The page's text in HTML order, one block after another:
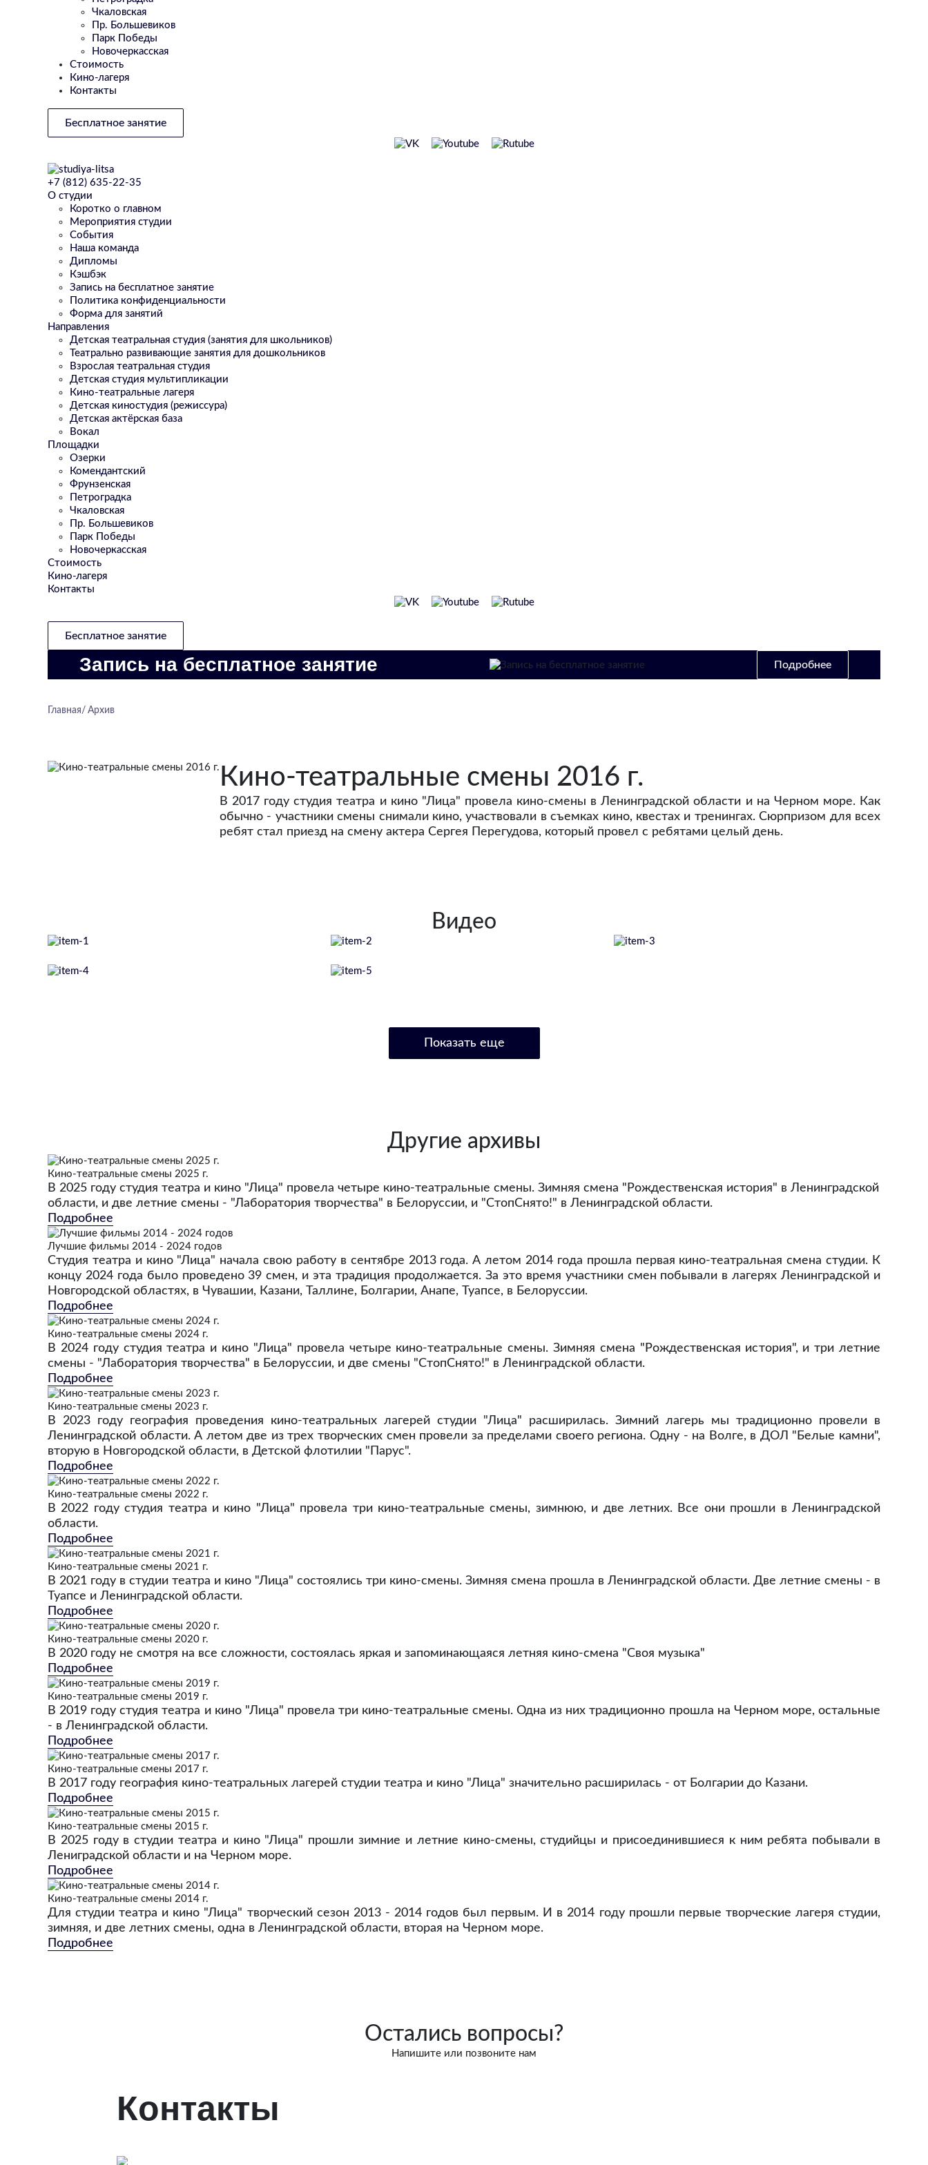
Чкаловская
Пр. Большевиков
Парк Победы
Новочеркасская
Стоимость
Кино-лагеря
Контакты
Бесплатное занятие
+7 (812) 635-22-35
О студии
Коротко о главном
Мероприятия студии
События
Наша команда
Дипломы
Кэшбэк
Запись на бесплатное занятие
Политика конфиденциальности
Форма для занятий
Направления
Детская театральная студия (занятия для школьников)
Театрально развивающие занятия для дошкольников
Взрослая театральная студия
Детская студия мультипликации
Кино-театральные лагеря
Детская киностудия (режиссура)
Детская актёрская база
Вокал
Площадки
Озерки
Комендантский
Фрунзенская
Петроградка
Чкаловская
Пр. Большевиков
Парк Победы
Новочеркасская
Стоимость
Кино-лагеря
Контакты
Бесплатное занятие
Запись на бесплатное занятие Подробнее
Главная Архив
Кино-театральные смены 2016 г.
В 2017 году студия театра и кино "Лица" провела кино-смены в Ленинградской области и на Черном море. Как
обычно - участники смены снимали кино, участвовали в съемках кино, квестах и тренингах. Сюрпризом для всех
ребят стал приезд на смену актера Сергея Перегудова, который провел с ребятами целый день.
Видео
Показать еще
Другие архивы
Кино-театральные смены 2025 г.
В 2025 году студия театра и кино "Лица" провела четыре кино-театральные смены. Зимняя смена "Рождественская история" в Ленинградской
области, и две летние смены - "Лаборатория творчества" в Белоруссии, и "СтопСнято!" в Ленинградской области.
Подробнее
Лучшие фильмы 2014 - 2024 годов
Студия театра и кино "Лица" начала свою работу в сентябре 2013 года. А летом 2014 года прошла первая кино-театральная смена студии. К
концу 2024 года было проведено 39 смен, и эта традиция продолжается. За это время участники смен побывали в лагерях Ленинградской и
Новгородской областях, в Чувашии, Казани, Таллине, Болгарии, Анапе, Туапсе, в Белоруссии.
Подробнее
Кино-театральные смены 2024 г.
В 2024 году студия театра и кино "Лица" провела четыре кино-театральные смены. Зимняя смена "Рождественская история", и три летние
смены - "Лаборатория творчества" в Белоруссии, и две смены "СтопСнято!" в Ленинградской области.
Подробнее
Кино-театральные смены 2023 г.
В 2023 году география проведения кино-театральных лагерей студии "Лица" расширилась. Зимний лагерь мы традиционно провели в
Ленинградской области. А летом две из трех творческих смен провели за пределами своего региона. Одну - на Волге, в ДОЛ "Белые камни",
вторую в Новгородской области, в Детской флотилии "Парус".
Подробнее
Кино-театральные смены 2022 г.
В 2022 году студия театра и кино "Лица" провела три кино-театральные смены, зимнюю, и две летних. Все они прошли в Ленинградской
области.
Подробнее
Кино-театральные смены 2021 г.
В 2021 году в студии театра и кино "Лица" состоялись три кино-смены. Зимняя смена прошла в Ленинградской области. Две летние смены - в
Туапсе и Ленинградской области.
Подробнее
Кино-театральные смены 2020 г.
В 2020 году не смотря на все сложности, состоялась яркая и запоминающаяся летняя кино-смена "Своя музыка"
Подробнее
Кино-театральные смены 2019 г.
В 2019 году студия театра и кино "Лица" провела три кино-театральные смены. Одна из них традиционно прошла на Черном море, остальные
- в Ленинградской области.
Подробнее
Кино-театральные смены 2017 г.
В 2017 году география кино-театральных лагерей студии театра и кино "Лица" значительно расширилась - от Болгарии до Казани.
Подробнее
Кино-театральные смены 2015 г.
В 2025 году в студии театра и кино "Лица" прошли зимние и летние кино-смены, студийцы и присоединившиеся к ним ребята побывали в
Лениградской области и на Черном море.
Подробнее
Кино-театральные смены 2014 г.
Для студии театра и кино "Лица" творческий сезон 2013 - 2014 годов был первым. И в 2014 году прошли первые творческие лагеря студии,
зимняя, и две летних смены, одна в Ленинградской области, вторая на Черном море.
Подробнее
Остались вопросы?
Напишите или позвоните нам
Контакты